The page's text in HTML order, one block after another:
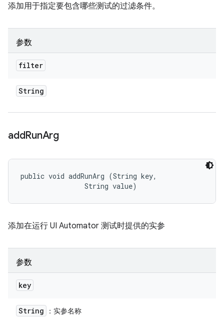
添加用于指定要包含哪些测试的过滤条件。
参数
filter
String
addRunArg
public void addRunArg (String key,
                String value)
添加在运行 UI Automator 测试时提供的实参
参数
key
String ：实参名称